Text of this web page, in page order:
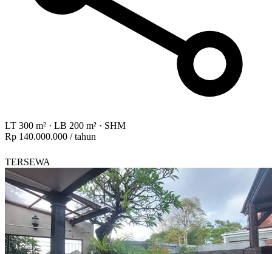
LT 300 m² · LB 200 m² · SHM
Rp 140.000.000 / tahun
TERSEWA